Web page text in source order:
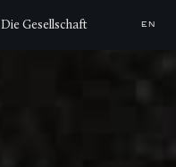
Die Gesellschaft EN